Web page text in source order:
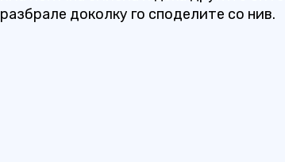
разбрале доколку го споделите со нив.